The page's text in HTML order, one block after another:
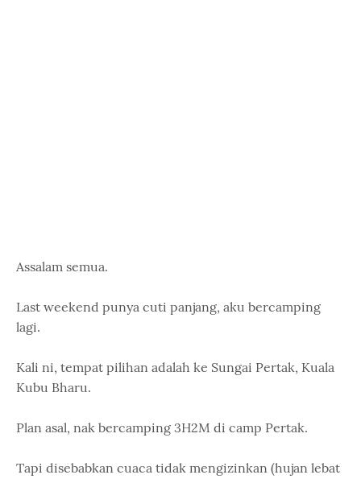
Assalam semua.
Last weekend punya cuti panjang, aku bercamping
lagi.
Kali ni, tempat pilihan adalah ke Sungai Pertak, Kuala
Kubu Bharu.
Plan asal, nak bercamping 3H2M di camp Pertak.
Tapi disebabkan cuaca tidak mengizinkan (hujan lebat